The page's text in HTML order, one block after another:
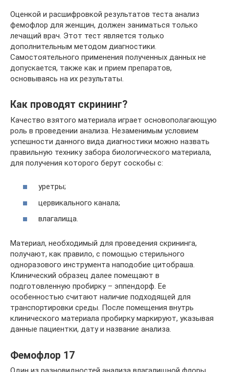
Оценкой и расшифровкой результатов теста анализ
фемофлор для женщин, должен заниматься только
лечащий врач. Этот тест является только
дополнительным методом диагностики.
Самостоятельного применения полученных данных не
допускается, также как и прием препаратов,
основываясь на их результаты.
Как проводят скрининг?
Качество взятого материала играет основополагающую
роль в проведении анализа. Незаменимым условием
успешности данного вида диагностики можно назвать
правильную технику забора биологического материала,
для получения которого берут соскобы с:
уретры;
цервикального канала;
влагалища.
Материал, необходимый для проведения скрининга,
получают, как правило, с помощью стерильного
одноразового инструмента наподобие цитобраша.
Клинический образец далее помещают в
подготовленную пробирку – эппендорф. Ее
особенностью считают наличие подходящей для
транспортировки среды. После помещения внутрь
клинического материала пробирку маркируют, указывая
данные пациентки, дату и название анализа.
Фемофлор 17